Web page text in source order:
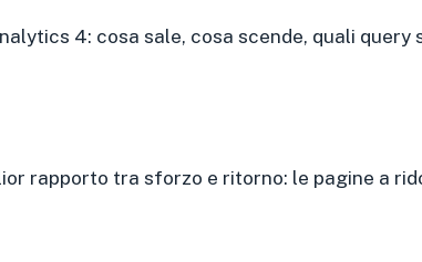
4: cosa sale, cosa scende, quali
rapporto tra sforzo e ritorno: le pagine a